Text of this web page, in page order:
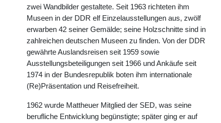
zwei Wandbilder gestaltete. Seit 1963 richteten ihm
Museen in der DDR elf Einzelausstellungen aus, zwölf
erwarben 42 seiner Gemälde; seine Holzschnitte sind in
zahlreichen deutschen Museen zu finden. Von der DDR
gewährte Auslandsreisen seit 1959 sowie
Ausstellungsbeteiligungen seit 1966 und Ankäufe seit
1974 in der Bundesrepublik boten ihm internationale
(Re)Präsentation und Reisefreiheit.
1962 wurde Mattheuer Mitglied der SED, was seine
berufliche Entwicklung begünstigte; später ging er auf